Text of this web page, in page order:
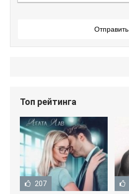
Отправить
Топ рейтинга
207